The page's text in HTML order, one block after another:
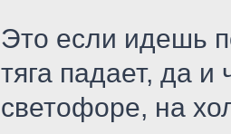
Это если идешь
тяга падает, да и
светофоре, на